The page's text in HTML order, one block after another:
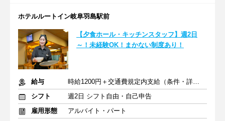
ホテルルートイン岐阜羽島駅前
【夕食ホール・キッチンスタッフ】週2日
～！未経験OK！まかない制度あり！
給与
時給1200円＋交通費規定内支給（条件・詳細は面接にて）
シフト
週2日 シフト自由・自己申告
雇用形態
アルバイト・パート